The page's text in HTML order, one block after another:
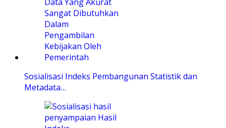
Sosialisasi Indeks Pembangunan Statistik dan
Metadata…